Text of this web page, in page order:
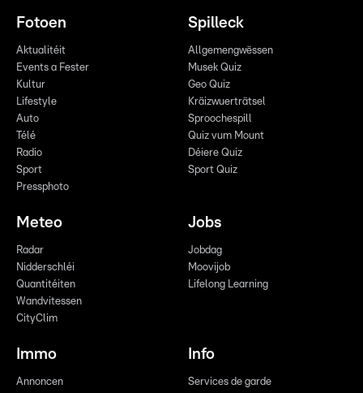
Fotoen
Aktualitéit
Events a Fester
Kultur
Lifestyle
Auto
Télé
Radio
Sport
Pressphoto
Spilleck
Allgemengwëssen
Musek Quiz
Geo Quiz
Kräizwuerträtsel
Sproochespill
Quiz vum Mount
Déiere Quiz
Sport Quiz
Meteo
Radar
Nidderschléi
Quantitéiten
Wandvitessen
CityClim
Jobs
Jobdag
Moovijob
Lifelong Learning
Immo
Annoncen
Info
Services de garde